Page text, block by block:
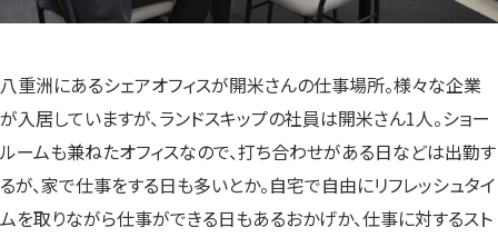
八重洲にあるシェアオフィスが開米さんの仕事場所。様々な企業
が入居していますが、ランドスキップの社員は開米さん1人。ショー
ルームも兼ねたオフィスなので、打ち合わせがある日などは出勤す
るが、家で仕事をする日も多いとか。自宅で自由にリフレッシュタイ
ムを取りながら仕事ができる日もあるおかげか、仕事に対するスト